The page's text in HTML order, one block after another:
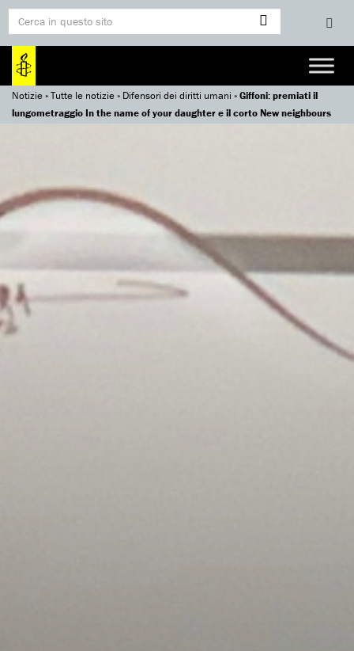
Notizie»Tutte le notizie» Difensori dei diritti umani »Giffoni: premiati il
lungometraggio In the name of your daughter e il corto New neighbours